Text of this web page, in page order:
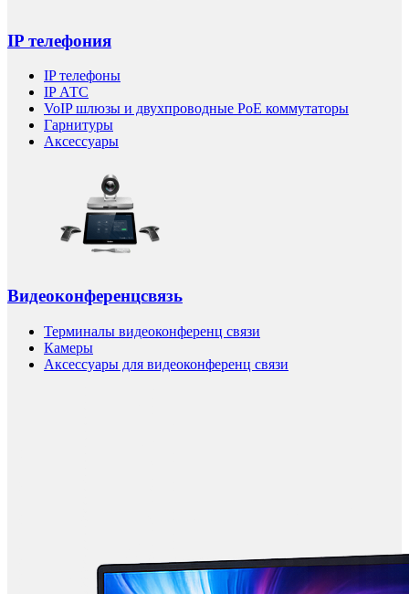
IP телефония
IP телефоны
IP АТС
VoIP шлюзы и двухпроводные PoE коммутаторы
Гарнитуры
Аксессуары
Видеоконференцсвязь
Терминалы видеоконференц связи
Камеры
Аксессуары для видеоконференц связи